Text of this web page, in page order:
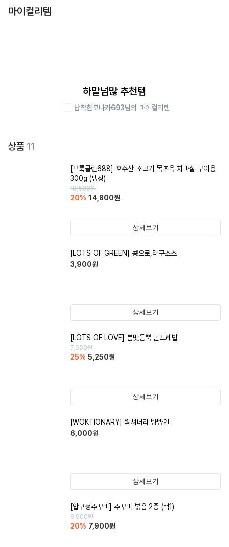
마이컬리템
하말넘많 추천템
납작한모나카693님의 마이컬리템
상품 11
[브룩클린688] 호주산 소고기 목초육 치마살 구이용
300g (냉장)
18,500원
20% 14,800원
상세보기
[LOTS OF GREEN] 콩으로,라구소스
3,900원
상세보기
[LOTS OF LOVE] 봄맛듬뿍 곤드레밥
7,000원
25% 5,250원
상세보기
[WOKTIONARY] 웍셔너리 뱡뱡멘
6,000원
상세보기
[압구정주꾸미] 주꾸미 볶음 2종 (택1)
9,900원
20% 7,900원